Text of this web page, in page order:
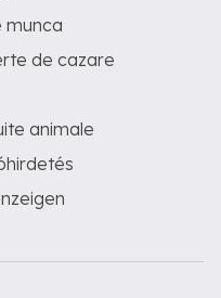
munca
de cazare
animale